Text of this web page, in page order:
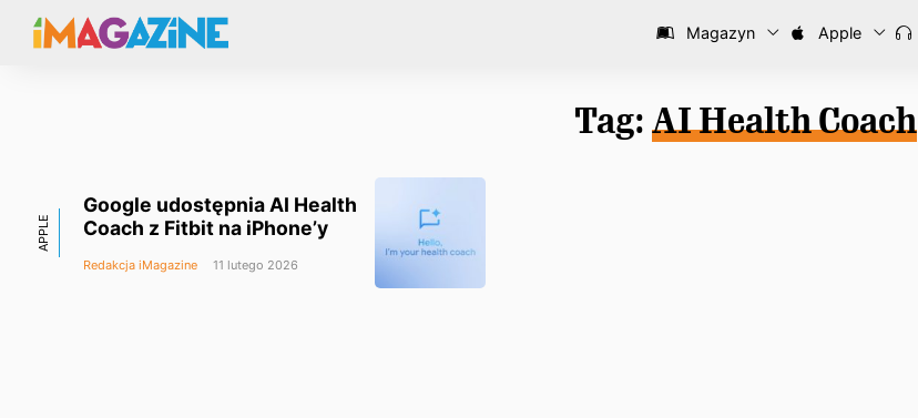
Magazyn Apple
Tag: AI Health Coach
APPLE
Google udostępnia AI Health
Coach z Fitbit na iPhone’y
Redakcja iMagazine 11 lutego 2026